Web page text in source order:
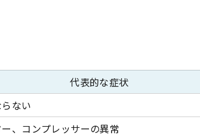
ンクリーニング選びの比較表
評判から読み解く失敗しない選び方
うクリーニング方法の見極め方
代表的な症状
ない
、コンプレッサーの異常